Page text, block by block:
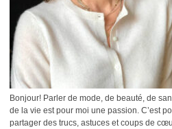
Bonjour! Parler de mode, de beauté, de
de la vie est pour moi une passion. C’est
partager des trucs, astuces et coups de